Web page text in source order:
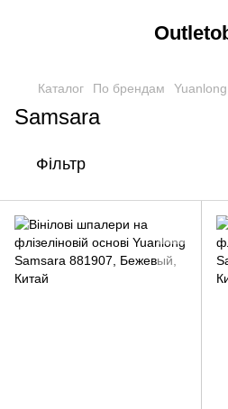
Каталог По брендам Yuanlong
Samsara
Фільтр